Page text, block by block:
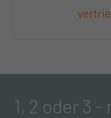
1, 2 oder 3